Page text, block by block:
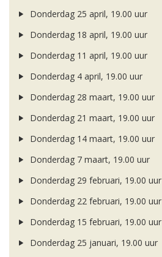
Donderdag 25 april, 19.00 uur
Donderdag 18 april, 19.00 uur
Donderdag 11 april, 19.00 uur
Donderdag 4 april, 19.00 uur
Donderdag 28 maart, 19.00 uur
Donderdag 21 maart, 19.00 uur
Donderdag 14 maart, 19.00 uur
Donderdag 7 maart, 19.00 uur
Donderdag 29 februari, 19.00 uur
Donderdag 22 februari, 19.00 uur
Donderdag 15 februari, 19.00 uur
Donderdag 25 januari, 19.00 uur